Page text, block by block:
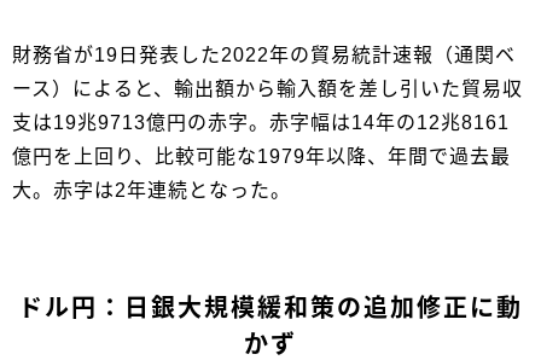
財務省が19日発表した2022年の貿易統計速報（通関ベ
ース）によると、輸出額から輸入額を差し引いた貿易収
支は19兆9713億円の赤字。赤字幅は14年の12兆8161
億円を上回り、比較可能な1979年以降、年間で過去最
大。赤字は2年連続となった。
ドル円：日銀大規模緩和策の追加修正に動
かず